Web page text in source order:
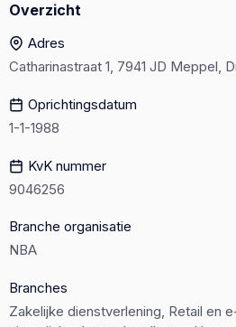
Overzicht
Adres
Catharinastraat 1, 7941 JD Meppel,
Oprichtingsdatum
1-1-1988
KvK nummer
9046256
Branche organisatie
NBA
Branches
Zakelijke dienstverlening, Retail en